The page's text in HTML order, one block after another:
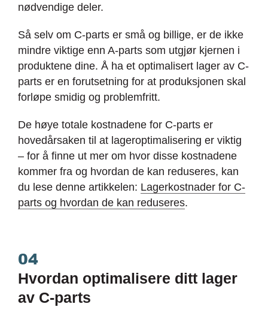
nødvendige deler.
Så selv om C-parts er små og billige, er de ikke
mindre viktige enn A-parts som utgjør kjernen i
produktene dine. Å ha et optimalisert lager av C-
parts er en forutsetning for at produksjonen skal
forløpe smidig og problemfritt.
De høye totale kostnadene for C-parts er
hovedårsaken til at lageroptimalisering er viktig
– for å finne ut mer om hvor disse kostnadene
kommer fra og hvordan de kan reduseres, kan
du lese denne artikkelen: Lagerkostnader for C-
parts og hvordan de kan reduseres.
04
Hvordan optimalisere ditt lager
av C-parts